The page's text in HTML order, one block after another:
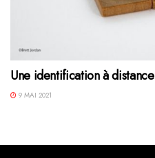
Une identification à distance
9 MAI 2021